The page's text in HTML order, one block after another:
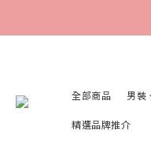
全部商品 男裝
精選品牌推介